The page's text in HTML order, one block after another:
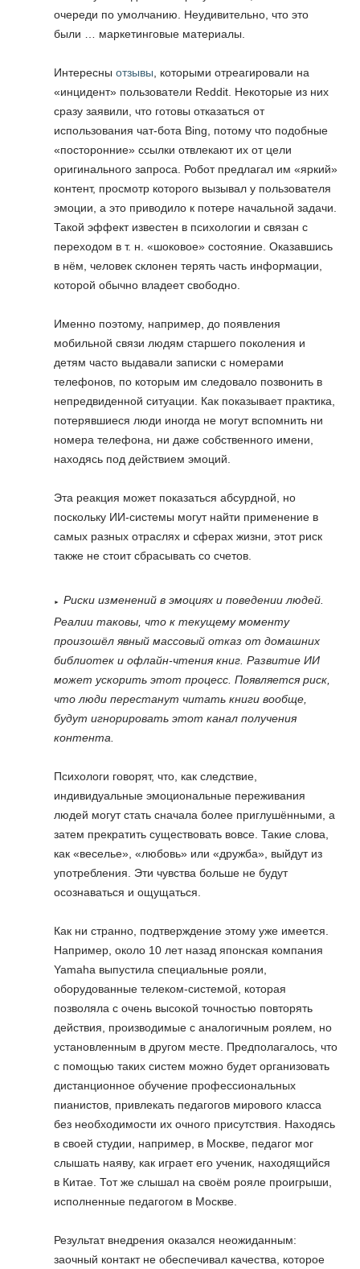
очереди по умолчанию. Неудивительно, что это
были … маркетинговые материалы.
Интересны отзывы , которыми отреагировали на
«инцидент» пользователи Reddit. Некоторые из них
сразу заявили, что готовы отказаться от
использования чат-бота Bing, потому что подобные
«посторонние» ссылки отвлекают их от цели
оригинального запроса. Робот предлагал им «яркий»
контент, просмотр которого вызывал у пользователя
эмоции, а это приводило к потере начальной задачи.
Такой эффект известен в психологии и связан с
переходом в т. н. «шоковое» состояние. Оказавшись
в нём, человек склонен терять часть информации,
которой обычно владеет свободно.
Именно поэтому, например, до появления
мобильной связи людям старшего поколения и
детям часто выдавали записки с номерами
телефонов, по которым им следовало позвонить в
непредвиденной ситуации. Как показывает практика,
потерявшиеся люди иногда не могут вспомнить ни
номера телефона, ни даже собственного имени,
находясь под действием эмоций.
Эта реакция может показаться абсурдной, но
поскольку ИИ-системы могут найти применение в
самых разных отраслях и сферах жизни, этот риск
также не стоит сбрасывать со счетов.
Риски изменений в эмоциях и поведении людей.
Реалии таковы, что к текущему моменту
произошёл явный массовый отказ от домашних
библиотек и офлайн-чтения книг. Развитие ИИ
может ускорить этот процесс. Появляется риск,
что люди перестанут читать книги вообще,
будут игнорировать этот канал получения
контента.
Психологи говорят, что, как следствие,
индивидуальные эмоциональные переживания
людей могут стать сначала более приглушёнными, а
затем прекратить существовать вовсе. Такие слова,
как «веселье», «любовь» или «дружба», выйдут из
употребления. Эти чувства больше не будут
осознаваться и ощущаться.
Как ни странно, подтверждение этому уже имеется.
Например, около 10 лет назад японская компания
Yamaha выпустила специальные рояли,
оборудованные телеком-системой, которая
позволяла с очень высокой точностью повторять
действия, производимые с аналогичным роялем, но
установленным в другом месте. Предполагалось, что
с помощью таких систем можно будет организовать
дистанционное обучение профессиональных
пианистов, привлекать педагогов мирового класса
без необходимости их очного присутствия. Находясь
в своей студии, например, в Москве, педагог мог
слышать наяву, как играет его ученик, находящийся
в Китае. Тот же слышал на своём рояле проигрыши,
исполненные педагогом в Москве.
Результат внедрения оказался неожиданным:
заочный контакт не обеспечивал качества, которое